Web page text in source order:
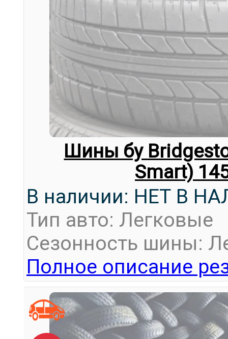
Шины бу
Smart)
В наличии: НЕТ В
Тип авто: Легковые
Сезонность шины:
Полное описание